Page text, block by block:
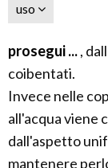
uso
prosegui ...,
coibentati.
Invece nelle
all'acqua viene
dall'aspetto
mantenere